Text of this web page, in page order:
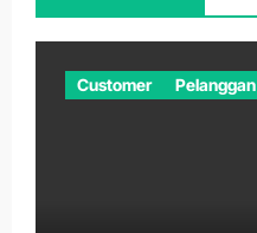
Customer Pelanggan